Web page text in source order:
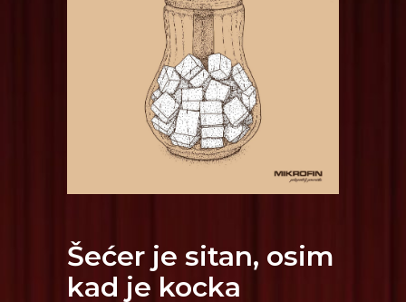
Šećer je sitan, osim
kad je kocka